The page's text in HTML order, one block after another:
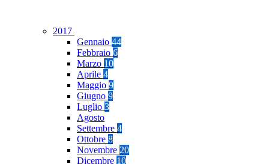
2017
Gennaio 44
Febbraio 6
Marzo 10
Aprile 4
Maggio 9
Giugno 9
Luglio 3
Agosto
Settembre 4
Ottobre 8
Novembre 20
Dicembre 10